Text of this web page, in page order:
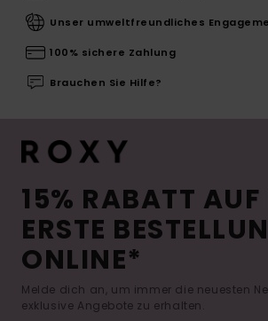
Unser umweltfreundliches
100% sichere Zahlung
Brauchen Sie Hilfe?
15% RABATT AUF
ERSTE
ONLINE*
Melde dich an, um immer die neuesten
exklusive Angebote zu erhalten.